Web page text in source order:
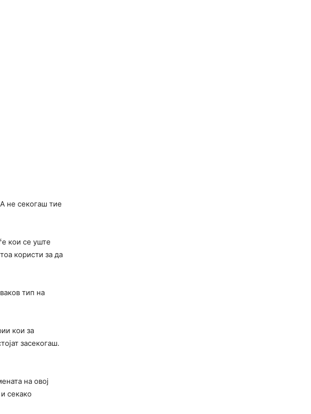
не секогаш тие
кои се уште
користи за да
тип на
кои за
засекогаш.
на овој
секако